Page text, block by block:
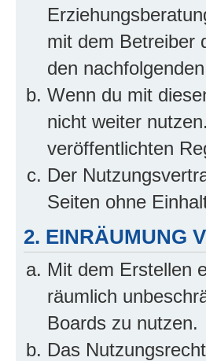
mit dem Betreiber
den
Wenn du mit
nicht weiter
veröffentlichten
Der
Seiten ohne
2. EINRÄUMUNG
Mit dem Erstellen
räumlich
Boards zu nutzen.
Das